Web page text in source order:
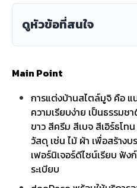
ดูหัวข้อที่สนใจ
Main Point
การแต่งบ้านสไตล์มูจิ คือ
ความเรียบง่าย เป็นธรรมช
ขาว สีครีม สีเบจ สีเอิร์ธโท
วัสดุ เช่น ไม้ ผ้า เพื่อสร้าง
เฟอร์นิเจอร์ดีไซน์เรียบ ฟัง
ระเบียบ